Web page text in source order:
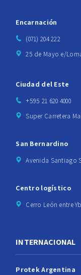
Encarnación
(071) 204 222
25 de Mayo e/
Ciudad del Este
+595 21 620 4000
Super Carretera
San Bernardino
Avenida Santiago
Centro logístico
Cerro León entre
INTERNACIONAL
Protek Argentina